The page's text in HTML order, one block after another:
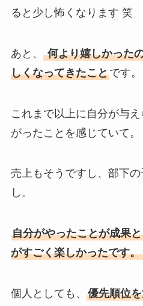
ると少し怖くなります 笑
あと、 何より嬉しかった
しくなってきたことです。
これまで以上に自分が与
がったことを感じていて。
売上もそうですし、部下
し。
自分がやったことが成果
がすごく楽しかったです。
個人としても、 優先順位